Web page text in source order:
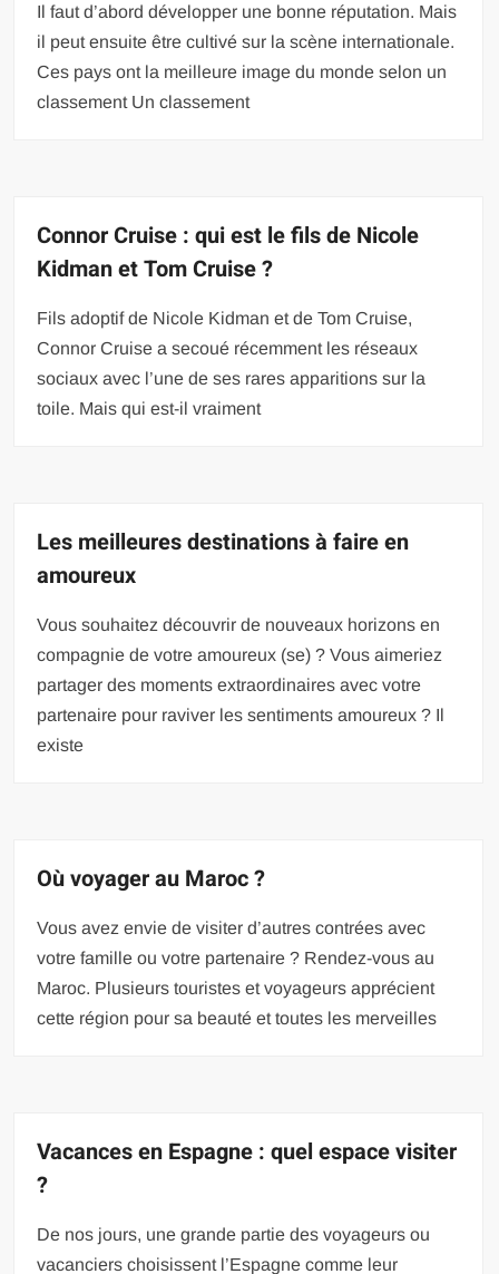
Il faut d’abord développer une bonne réputation. Mais
il peut ensuite être cultivé sur la scène internationale.
Ces pays ont la meilleure image du monde selon un
classement Un classement
Connor Cruise : qui est le fils de Nicole
Kidman et Tom Cruise ?
Fils adoptif de Nicole Kidman et de Tom Cruise,
Connor Cruise a secoué récemment les réseaux
sociaux avec l’une de ses rares apparitions sur la
toile. Mais qui est-il vraiment
Les meilleures destinations à faire en
amoureux
Vous souhaitez découvrir de nouveaux horizons en
compagnie de votre amoureux (se) ? Vous aimeriez
partager des moments extraordinaires avec votre
partenaire pour raviver les sentiments amoureux ? Il
existe
Où voyager au Maroc ?
Vous avez envie de visiter d’autres contrées avec
votre famille ou votre partenaire ? Rendez-vous au
Maroc. Plusieurs touristes et voyageurs apprécient
cette région pour sa beauté et toutes les merveilles
Vacances en Espagne : quel espace visiter
?
De nos jours, une grande partie des voyageurs ou
vacanciers choisissent l’Espagne comme leur